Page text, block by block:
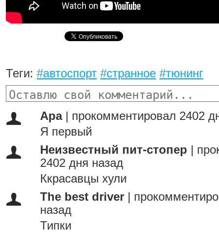
Теги: #автоспорт #странное #тюнинг
Ара| прокомментировал 2402
Я первый
Неизвестный пит-стопер
2402 дня назад
Ккрасавцы хули
The best driver
назад
Типки